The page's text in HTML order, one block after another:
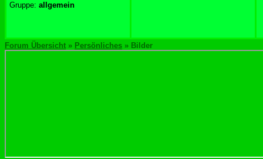
Gruppe: allgemein
Forum Übersicht » Persönliches » Bilder